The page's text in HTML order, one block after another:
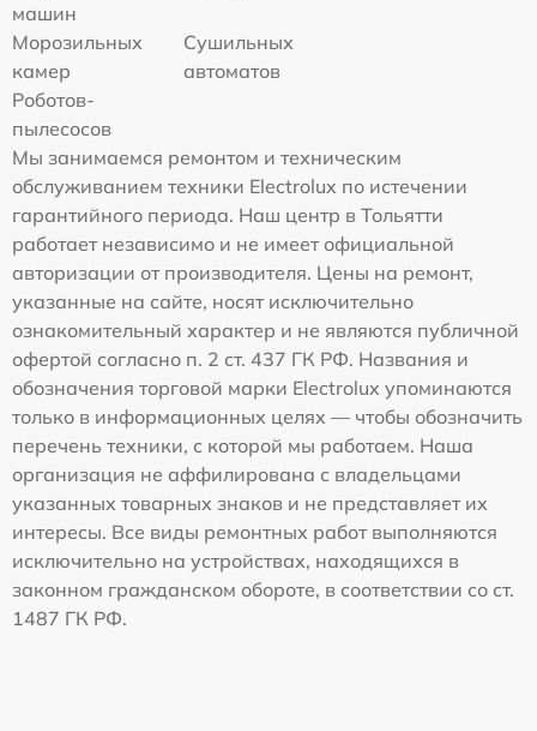
машин
Морозильных
камер
Сушильных
автоматов
Роботов-
пылесосов
Мы занимаемся ремонтом и техническим
обслуживанием техники Electrolux по истечении
гарантийного периода. Наш центр в Тольятти
работает независимо и не имеет официальной
авторизации от производителя. Цены на ремонт,
указанные на сайте, носят исключительно
ознакомительный характер и не являются публичной
офертой согласно п. 2 ст. 437 ГК РФ. Названия и
обозначения торговой марки Electrolux упоминаются
только в информационных целях — чтобы обозначить
перечень техники, с которой мы работаем. Наша
организация не аффилирована с владельцами
указанных товарных знаков и не представляет их
интересы. Все виды ремонтных работ выполняются
исключительно на устройствах, находящихся в
законном гражданском обороте, в соответствии со ст.
1487 ГК РФ.